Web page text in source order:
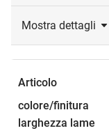
Mostra dettagli